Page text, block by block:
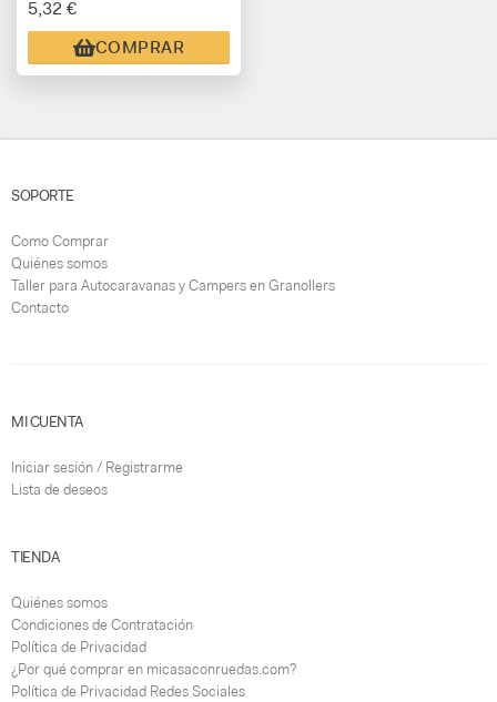
5,32 €
COMPRAR
SOPORTE
Como Comprar
Quiénes somos
Taller para Autocaravanas y Campers en Granollers
Contacto
MI CUENTA
Iniciar sesión / Registrarme
Lista de deseos
TIENDA
Quiénes somos
Condiciones de Contratación
Política de Privacidad
¿Por qué comprar en micasaconruedas.com?
Política de Privacidad Redes Sociales